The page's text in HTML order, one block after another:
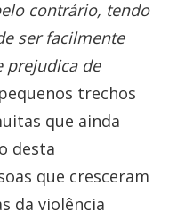
contrário, tendo
ser facilmente
prejudica de
trechos
que ainda
desta
que cresceram
da violência